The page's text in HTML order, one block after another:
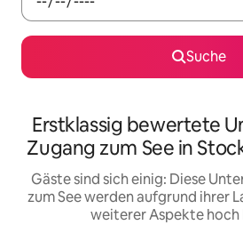
Suche
Erstklassig bewertete
Zugang zum See in
Gäste sind sich einig: Diese
zum See werden aufgrund ihrer
weiterer Aspekte